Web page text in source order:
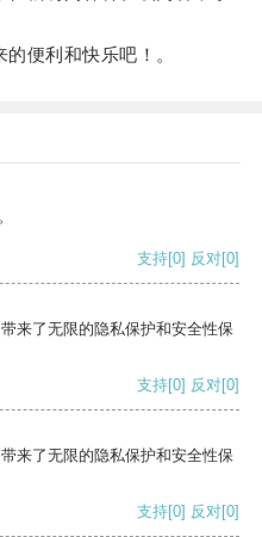
便利和快乐吧！。
支持[0] 反对[0]
来了无限的隐私保护和安全性保
支持[0] 反对[0]
来了无限的隐私保护和安全性保
支持[0] 反对[0]